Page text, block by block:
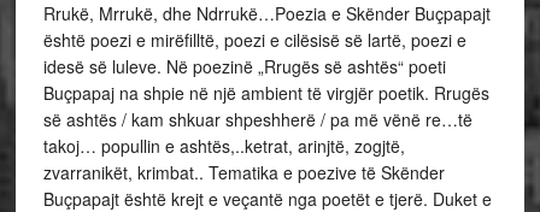
Rrukë, Mrrukë, dhe Ndrrukë…Poezia e Skënder Buçpapajt
është poezi e mirëfilltë, poezi e cilësisë së lartë, poezi e
idesë së luleve. Në poezinë „Rrugës së ashtës“ poeti
Buçpapaj na shpie në një ambient të virgjër poetik. Rrugës
së ashtës / kam shkuar shpeshherë / pa më vënë re…të
takoj… popullin e ashtës,..ketrat, arinjtë, zogjtë,
zvarranikët, krimbat.. Tematika e poezive të Skënder
Buçpapajt është krejt e veçantë nga poetët e tjerë. Duket e